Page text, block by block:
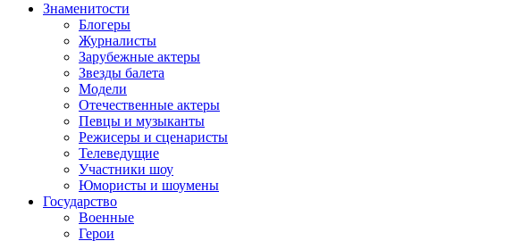
Знаменитости
Блогеры
Журналисты
Зарубежные актеры
Звезды балета
Модели
Отечественные актеры
Певцы и музыканты
Режисеры и сценаристы
Телеведущие
Участники шоу
Юмористы и шоумены
Государство
Военные
Герои